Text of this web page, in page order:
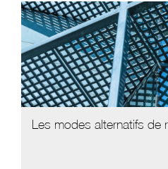
Les modes alternatifs de